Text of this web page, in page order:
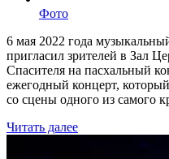
Фото
6 мая 2022 года
пригласил зрителей в Зал
Спасителя на пасхальный
ежегодный концерт,
со сцены одного из самого
Читать далее